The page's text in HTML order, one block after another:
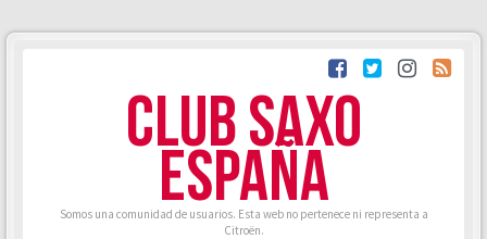
CLUB SAXO
ESPAÑA
Somos una comunidad de usuarios. Esta web no pertenece ni representa a
Citroën.